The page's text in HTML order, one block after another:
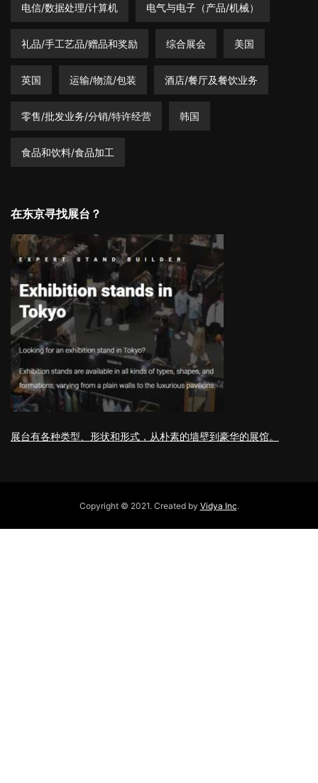
电信/数据处理/计算机 电气与电子（产品/机械）
礼品/手工艺品/赠品和奖励 综合展会 美国
英国 运输/物流/包装 酒店/餐厅及餐饮业务
零售/批发业务/分销/特许经营 韩国
食品和饮料/食品加工
在东京寻找展台？
展台有各种类型、形状和形式，从朴素的墙壁到豪华的展馆。
Copyright © 2021. Created by Vidya Inc.